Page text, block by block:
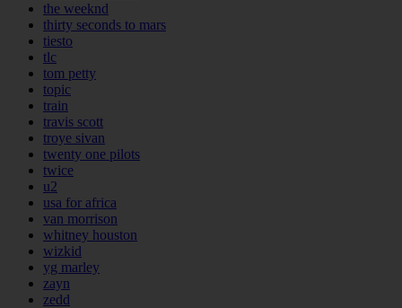
the weeknd
thirty seconds to mars
tiesto
tlc
tom petty
topic
train
travis scott
troye sivan
twenty one pilots
twice
u2
usa for africa
van morrison
whitney houston
wizkid
yg marley
zayn
zedd